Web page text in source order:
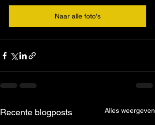
Naar alle foto's
Recente blogposts Alles weergeven